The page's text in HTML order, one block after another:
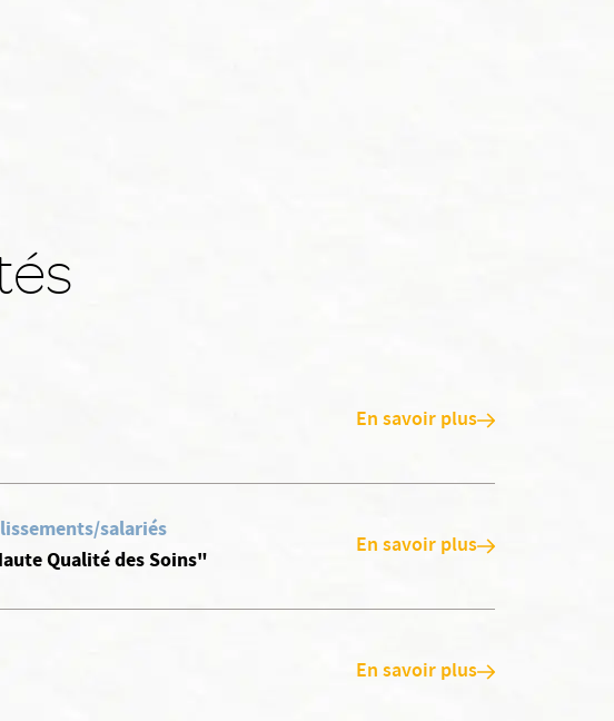
En savoir plus
salariés
Qualité des Soins" En savoir plus
En savoir plus